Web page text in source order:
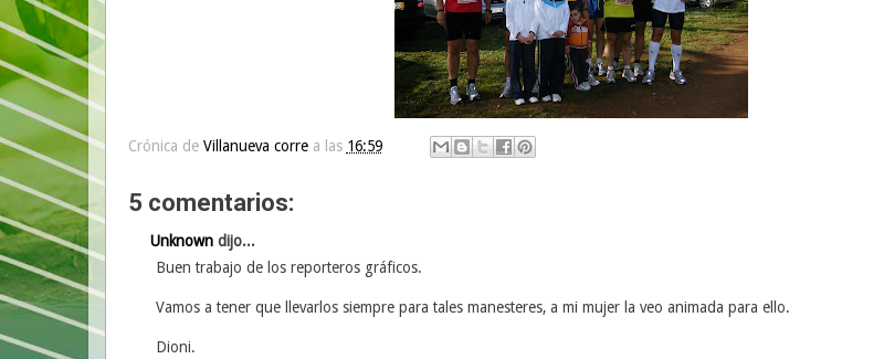
Crónica de Villanueva corre a las 16:59
5 comentarios:
Unknowndijo...
Buen trabajo de los reporteros gráficos.
Vamos a tener que llevarlos siempre para tales manesteres, a mi mujer la veo animada para ello.
Dioni.